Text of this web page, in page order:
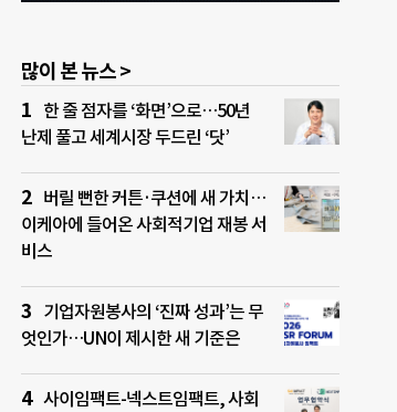
많이 본 뉴스 >
한 줄 점자를 ‘화면’으로…50년
난제 풀고 세계시장 두드린 ‘닷’
버릴 뻔한 커튼·쿠션에 새 가치…
이케아에 들어온 사회적기업 재봉 서
비스
기업자원봉사의 ‘진짜 성과’는 무
엇인가…UN이 제시한 새 기준은
사이임팩트-넥스트임팩트, 사회